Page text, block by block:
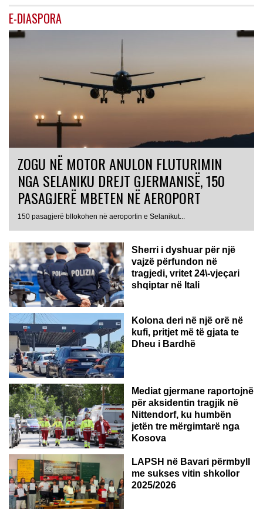
E-DIASPORA
ZOGU NË MOTOR ANULON FLUTURIMIN
NGA SELANIKU DREJT GJERMANISË, 150
PASAGJERË MBETEN NË AEROPORT
150 pasagjerë bllokohen në aeroportin e Selanikut...
ITALI
Sherri i dyshuar për një
vajzë përfundon në
tragjedi, vritet 24\-vjeçari
shqiptar në Itali
Kolona deri në një orë në
kufi, pritjet më të gjata te
Dheu i Bardhë
GJERMANI
Mediat gjermane raportojnë
për aksidentin tragjik në
Nittendorf, ku humbën
jetën tre mërgimtarë nga
Kosova
LAPSH në Bavari përmbyll
me sukses vitin shkollor
2025/2026